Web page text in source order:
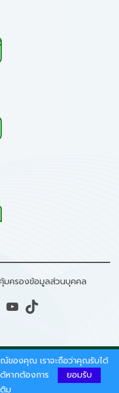
มครองข้อมูลส่วนบุคคล
YouTube TikTok
านนโยบายและแผน
สิ่งแวดล้อม.
ณ์ของคุณ เราจะถือว่าคุณรับได้
หากต้องการ
ยอมรับ
ม